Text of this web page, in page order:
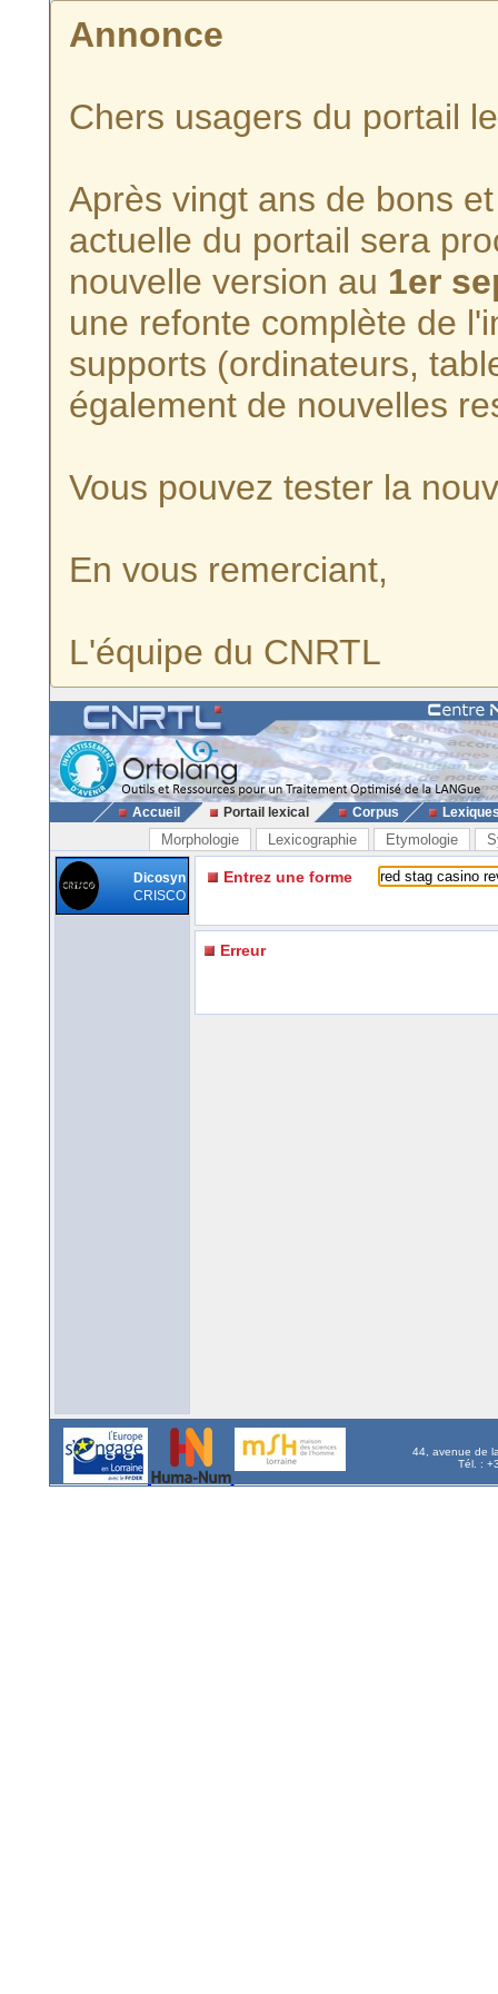
Annonce
Chers usagers du portail
Après vingt ans de bons
actuelle du portail sera
nouvelle version au 1er
une refonte complète de
supports (ordinateurs,
également de nouvelles
Vous pouvez tester la
En vous remerciant,
L'équipe du CNRTL
Accueil Portail lexical Corpus
Morphologie Lexicographie Etymologie
Dicosyn
CRISCO
Entrez une forme
Erreur
44, avenue de
Tél. :